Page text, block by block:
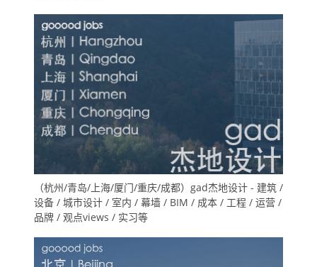
（杭州/青岛/上海/厦门/重庆/成都）gad杰地设计 - 建筑 /
设备 / 城市设计 / 室内 / 幕墙 / BIM / 成本 / 工程 / 运营 /
品牌 / 观点views / 实习等